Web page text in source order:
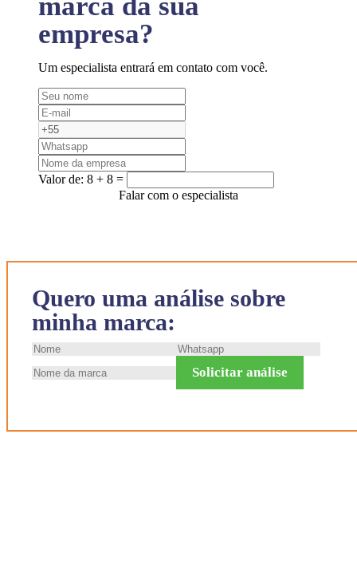
Quero uma análise sobre
minha marca:
Solicitar análise
empresa?
Um especialista entrará em contato com você.
Valor de: 8 + 8 =
Falar com o especialista